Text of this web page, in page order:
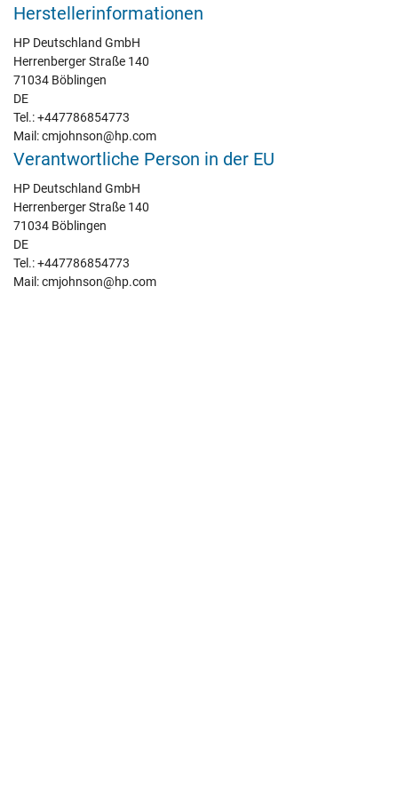
Herstellerinformationen
HP Deutschland GmbH
Herrenberger Straße 140
71034 Böblingen
DE
Tel.: +447786854773
Mail: cmjohnson@hp.com
Verantwortliche Person in der EU
HP Deutschland GmbH
Herrenberger Straße 140
71034 Böblingen
DE
Tel.: +447786854773
Mail: cmjohnson@hp.com